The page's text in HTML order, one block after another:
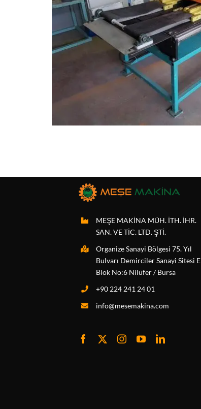
MEŞE MAKİNA MÜH. İTH. İHR.
SAN. VE TİC. LTD. ŞTİ.
Organize Sanayi Bölgesi 75. Yıl
Bulvarı Demirciler Sanayi Sitesi E
Blok No:6 Nilüfer / Bursa
+90 224 241 24 01
info@mesemakina.com